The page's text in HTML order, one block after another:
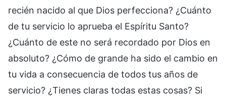
recién nacido al que Dios perfecciona? ¿Cuánto
de tu servicio lo aprueba el Espíritu Santo?
¿Cuánto de este no será recordado por Dios en
absoluto? ¿Cómo de grande ha sido el cambio en
tu vida a consecuencia de todos tus años de
servicio? ¿Tienes claras todas estas cosas? Si